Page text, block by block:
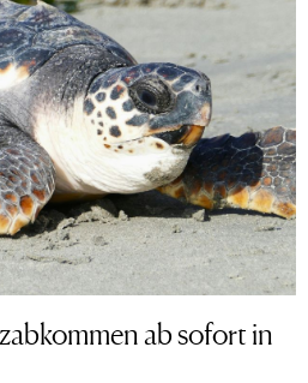
ab sofort in